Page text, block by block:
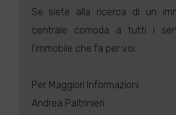
Se siete alla ricerca di un
centrale comoda a tutti i
l'immobile che fa per voi.
Per Maggiori Informazioni
Andrea Paltrinieri